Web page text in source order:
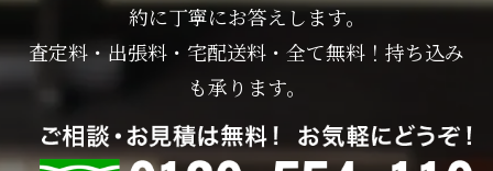
約に丁寧にお答えします。
査定料・出張料・宅配送料・全て無料！持ち込み
も承ります。